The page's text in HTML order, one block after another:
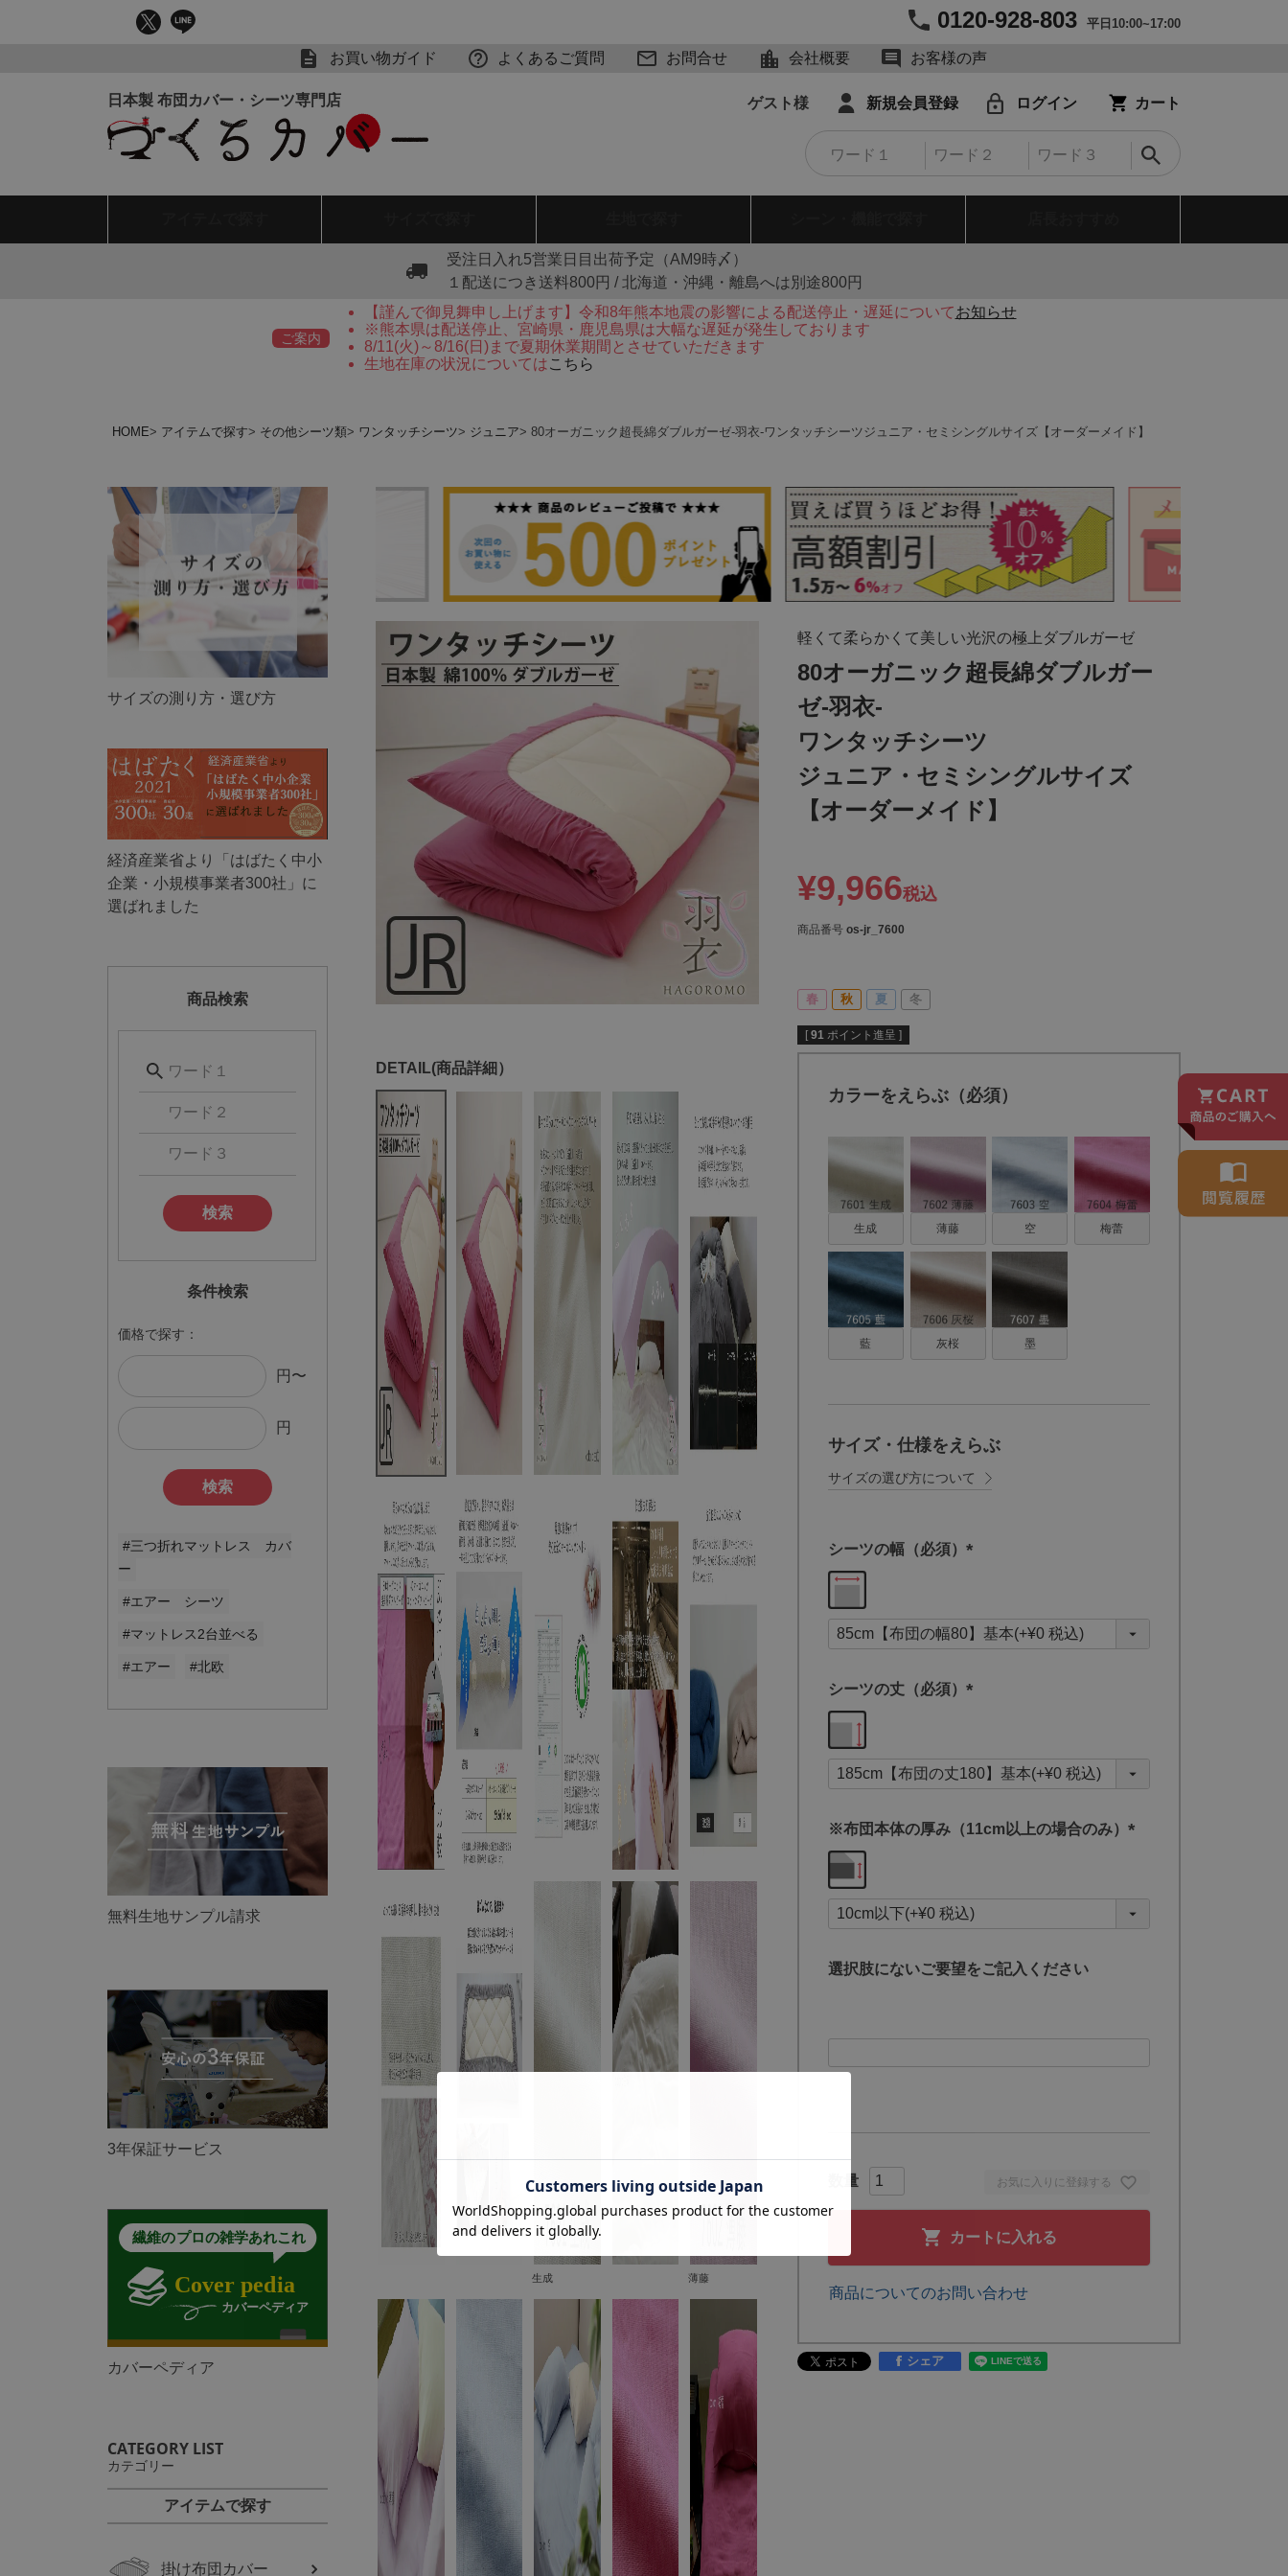
0120-928-803 平日10:00~17:00
お買い物ガイド よくあるご質問 お問合せ 会社概要 お客様の声
ゲスト様 新規会員登録 ログイン カート
受注日入れ5営業日目出荷予定（AM9時〆）
１配送につき送料800円 / 北海道・沖縄・離島へは別途800円
ご案内
【謹んで御見舞申し上げます】令和8年熊本地震の影響による配送停止・遅延についてお知らせ
※熊本県は配送停止、宮崎県・鹿児島県は大幅な遅延が発生しております
8/11(火)～8/16(日)まで夏期休業期間とさせていただきます
生地在庫の状況についてはこちら
HOME アイテムで探す その他シーツ類 ワンタッチシーツ ジュニア 80オーガニック超長綿ダブルガーゼ-羽衣-ワンタッチシーツジュニア・セミシングルサイズ【オーダーメイド】
サイズの測り方・選び方
経済産業省より「はばたく中小
企業・小規模事業者300社」に
選ばれました
商品検索
検索
条件検索
価格で探す：
円〜
円
検索
#三つ折れマットレス カバ
ー
#エアー シーツ
#マットレス2台並べる
#エアー #北欧
無料生地サンプル請求
3年保証サービス
カバーペディア
CATEGORY LIST
カテゴリー
アイテムで探す
掛け布団カバー
生成 薄藤
軽くて柔らかくて美しい光沢の極上ダブルガーゼ
80オーガニック超長綿ダブルガー
ゼ-羽衣-
ワンタッチシーツ
ジュニア・セミシングルサイズ
【オーダーメイド】
¥9,966税込
商品番号 os-jr_7600
春 秋 夏 冬
[ 91 ポイント進呈 ]
カラーをえらぶ（必須）
生成 薄藤 空 梅蕾
藍 灰桜 墨
お気に入りに登録する
カートに入れる
サイズ・仕様をえらぶ
サイズの選び方について
シーツの幅（必須）
須
)
シーツの丈（必須）
須
)
※布団本体の厚み（11cm以上の場合のみ）
須
選択肢にないご要望をご記入ください
商品についてのお問い合わせ
シェア